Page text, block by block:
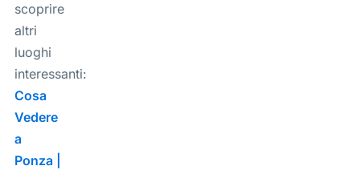
scoprire
altri
luoghi
interessanti:
Cosa
Vedere
a
Ponza |